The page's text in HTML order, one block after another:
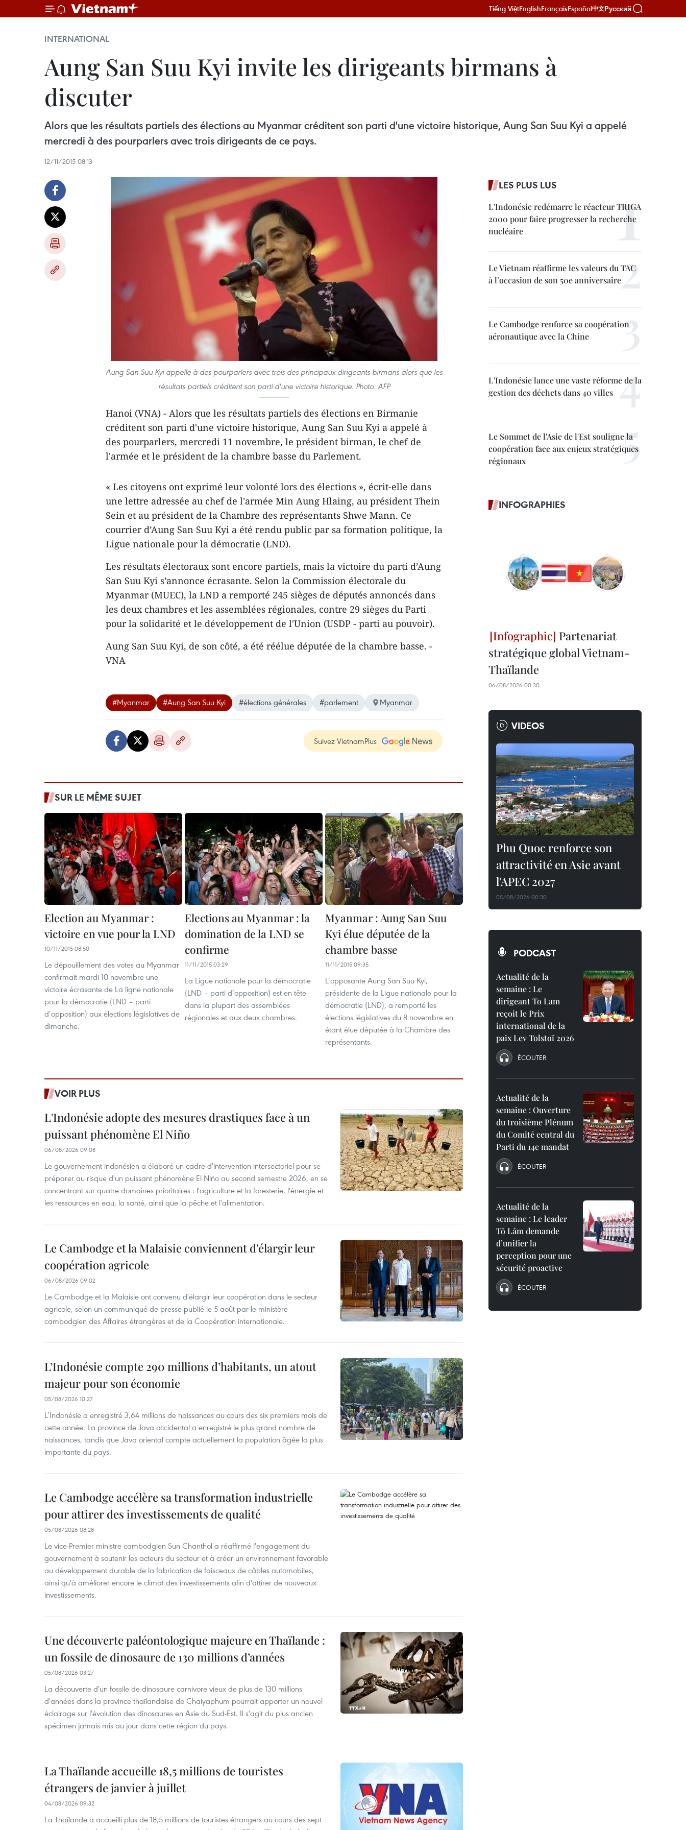
Tiếng ViệtEnglishFrançaisEspañol中文Русский
INTERNATIONAL
Aung San Suu Kyi invite les dirigeants birmans à
discuter
Alors que les résultats partiels des élections au Myanmar créditent son parti d'une victoire historique, Aung San Suu Kyi a appelé
mercredi à des pourparlers avec trois dirigeants de ce pays.
12/11/2015 08:13
Aung San Suu Kyi appelle à des pourparlers avec trois des principaux dirigeants birmans alors que les
résultats partiels créditent son parti d'une victoire historique. Photo: AFP
Hanoi (VNA) - Alors que les résultats partiels des élections en Birmanie
créditent son parti d'une victoire historique, Aung San Suu Kyi a appelé à
des pourparlers, mercredi 11 novembre, le président birman, le chef de
l'armée et le président de la chambre basse du Parlement.
« Les citoyens ont exprimé leur volonté lors des élections », écrit-elle dans
une lettre adressée au chef de l'armée Min Aung Hlaing, au président Thein
Sein et au président de la ​Chambre des représentants Shwe Mann. Ce
courrier d’Aung San Suu Kyi a été rendu public par sa formation politique, la
Ligue nationale pour la démocratie (LND).
Les résultats électoraux sont encore partiels, mais la victoire du parti d’Aung
San Suu Kyi s’annonce écrasante. Selon la Commission électorale du
Myanmar (MUEC), la LND a remporté 245 sièges de députés annoncés dans
les deux chambres et les assemblées régionales, contre 29 sièges du Parti
pour la solidarité et le développement de l'Union (USDP - parti au pouvoir).
Aung San Suu Kyi, de son côté, a été réélue députée de la chambre basse. -
VNA
#Myanmar #Aung San Suu Kyi #élections générales #parlement Myanmar
Suivez VietnamPlus
SUR LE MÊME SUJET
Election au Myanmar :
victoire en vue pour la LND
10/11/2015 08:50
Le dé​pouillement des votes au Myanmar
confirmait mardi 10 novembre une
victoire écrasante de La ligne nationale
pour la démocratie (LND – parti
d’opposition) aux élections législatives de
dimanche.
Elections au Myanmar : la
domination de la LND se
confirme
11/11/2015 03:29
La Ligue nationale pour la démocratie
(LND – parti d’opposition) est en tête
dans la plupart des assemblées
régionales et ​aux deux chambres.
Myanmar : Aung San Suu
Kyi élue députée de la
chambre basse
11/11/2015 09:35
L’opposante Aung San Suu Kyi,
présidente de la Ligue nationale pour la
démocratie (LND), a remporté les
élections législatives du 8 novembre en
étant élue députée à la Chambre des
représentants.
VOIR PLUS
L'Indonésie adopte des mesures drastiques face à un
puissant phénomène El Niño
06/08/2026 09:08
Le gouvernement indonésien a élaboré un cadre d'intervention intersectoriel pour se
préparer au risque d'un puissant phénomène El Niño au second semestre 2026, en se
concentrant sur quatre domaines prioritaires : l'agriculture et la foresterie, l'énergie et
les ressources en eau, la santé, ainsi que la pêche et l'alimentation.
Le Cambodge et la Malaisie conviennent d'élargir leur
coopération agricole
06/08/2026 09:02
Le Cambodge et la Malaisie ont convenu d'élargir leur coopération dans le secteur
agricole, selon un communiqué de presse publié le 5 août par le ministère
cambodgien des Affaires étrangères et de la Coopération internationale.
L’Indonésie compte 290 millions d’habitants, un atout
majeur pour son économie
05/08/2026 10:27
L’Indonésie a enregistré 3,64 millions de naissances au cours des six premiers mois de
cette année. La province de Java occidental a enregistré le plus grand nombre de
naissances, tandis que Java oriental compte actuellement la population âgée la plus
importante du pays.
Le Cambodge accélère sa transformation industrielle
pour attirer des investissements de qualité
05/08/2026 08:28
Le vice-Premier ministre cambodgien Sun Chanthol a réaffirmé l'engagement du
gouvernement à soutenir les acteurs du secteur et à créer un environnement favorable
au développement durable de la fabrication de faisceaux de câbles automobiles,
ainsi qu'à améliorer encore le climat des investissements afin d'attirer de nouveaux
investissements.
Une découverte paléontologique majeure en Thaïlande :
un fossile de dinosaure de 130 millions d’années
05/08/2026 03:27
La découverte d'un fossile de dinosaure carnivore vieux de plus de 130 millions
d'années dans la province thaïlandaise de Chaiyaphum pourrait apporter un nouvel
éclairage sur l'évolution des dinosaures en Asie du Sud-Est. Il s'agit du plus ancien
spécimen jamais mis au jour dans cette région du pays.
La Thaïlande accueille 18,5 millions de touristes
étrangers de janvier à juillet
04/08/2026 09:32
La Thaïlande a accueilli plus de 18,5 millions de touristes étrangers au cours des sept
LES PLUS LUS
L'Indonésie redémarre le réacteur TRIGA
2000 pour faire progresser la recherche
nucléaire
Le Vietnam réaffirme les valeurs du TAC
à l’occasion de son 50e anniversaire
Le Cambodge renforce sa coopération
aéronautique avec la Chine
L'Indonésie lance une vaste réforme de la
gestion des déchets dans 40 villes
Le Sommet de l'Asie de l'Est souligne la
coopération face aux enjeux stratégiques
régionaux
INFOGRAPHIES
Partenariat
stratégique global Vietnam-
Thaïlande
06/08/2026 00:30
VIDEOS
Phu Quoc renforce son
attractivité en Asie avant
l'APEC 2027
05/08/2026 00:30
PODCAST
Actualité de la
semaine : Le
dirigeant To Lam
reçoit le Prix
international de la
paix Lev Tolstoï 2026
ÉCOUTER
Actualité de la
semaine : Ouverture
du troisième Plénum
du Comité central du
Parti du 14e mandat
ÉCOUTER
Actualité de la
semaine : Le leader
Tô Lâm demande
d’unifier la
perception pour une
sécurité proactive
ÉCOUTER